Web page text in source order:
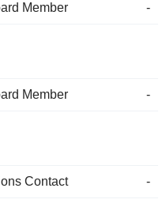
Member -
Member -
Contact -